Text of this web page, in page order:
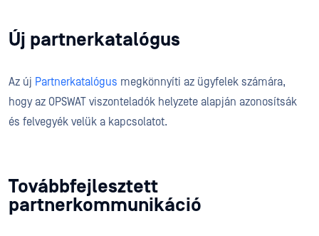
Új partnerkatalógus
Az új Partnerkatalógus megkönnyíti az ügyfelek számára,
hogy az OPSWAT viszonteladók helyzete alapján azonosítsák
és felvegyék velük a kapcsolatot.
Továbbfejlesztett
partnerkommunikáció